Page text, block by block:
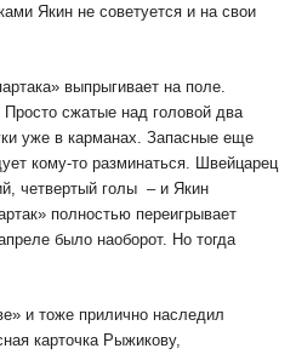
Якин не советуется и на свои
выпрыгивает на поле.
сжатые над головой два
уже в карманах. Запасные еще
кому-то разминаться. Швейцарец
четвертый голы – и Якин
полностью переигрывает
было наоборот. Но тогда
и тоже прилично наследил
карточка Рыжикову,